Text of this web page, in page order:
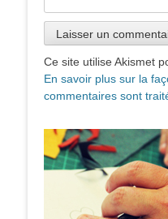
Ce site utilise Akismet
En savoir plus sur la
commentaires sont